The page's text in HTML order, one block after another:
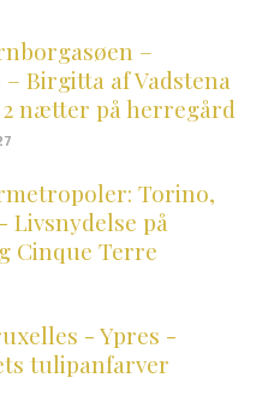
–
Birgitta af Vadstena
nætter på herregård
Torino,
Livsnydelse på
Cinque Terre
- Ypres -
tulipanfarver